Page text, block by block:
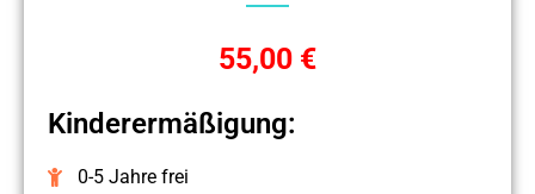
55,00 €
Kinderermäßigung:
0-5 Jahre frei